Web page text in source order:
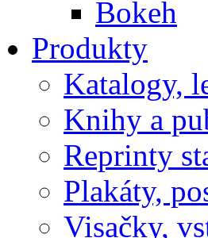
Bokeh
Produkty
Katalogy,
Knihy a
Reprinty
Plakáty,
Visačky,